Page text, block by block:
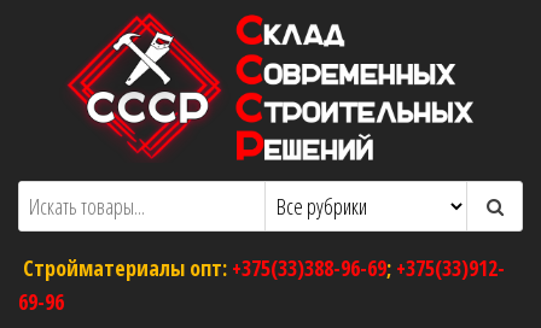
содержимому
ООО "Склад Современных Строительных
Решений"
Оптовый магазин строительных
материалов
Стройматериалы опт: +375(33)388-96-69; +375(33)912-
69-96